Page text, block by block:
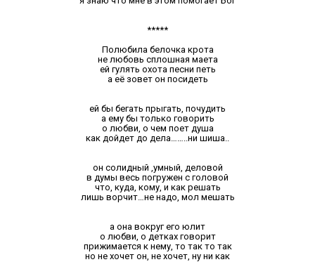
*****
Полюбила белочка крота
не любовь сплошная маета
ей гулять охота песни петь
а её зовет он посидеть
ей бы бегать прыгать, почудить
а ему бы только говорить
о любви, о чем поет душа
как дойдет до дела……..ни шиша..
он солидный ,умный, деловой
в думы весь погружен с головой
что, куда, кому, и как решать
лишь ворчит…не надо, мол мешать
а она вокруг его юлит
о любви, о детках говорит
прижимается к нему, то так то так
но не хочет он, не хочет, ну ни как